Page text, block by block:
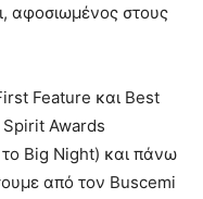
αφοσιωμένος στους
Feature και Best
Awards
Big Night) και πάνω
από τον Buscemi